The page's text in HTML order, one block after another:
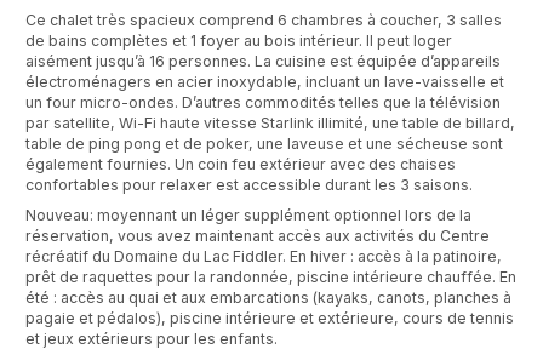
Ce chalet très spacieux comprend 6 chambres à coucher, 3 salles
de bains complètes et 1 foyer au bois intérieur. Il peut loger
aisément jusqu’à 16 personnes. La cuisine est équipée d’appareils
électroménagers en acier inoxydable, incluant un lave-vaisselle et
un four micro-ondes. D’autres commodités telles que la télévision
par satellite, Wi-Fi haute vitesse Starlink illimité, une table de billard,
table de ping pong et de poker, une laveuse et une sécheuse sont
également fournies. Un coin feu extérieur avec des chaises
confortables pour relaxer est accessible durant les 3 saisons.
Nouveau: moyennant un léger supplément optionnel lors de la
réservation, vous avez maintenant accès aux activités du Centre
récréatif du Domaine du Lac Fiddler. En hiver : accès à la patinoire,
prêt de raquettes pour la randonnée, piscine intérieure chauffée. En
été : accès au quai et aux embarcations (kayaks, canots, planches à
pagaie et pédalos), piscine intérieure et extérieure, cours de tennis
et jeux extérieurs pour les enfants.